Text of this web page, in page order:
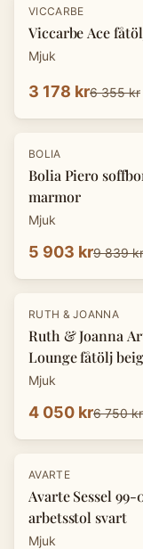
-50%
VICCARBE
Viccarbe Ace
Mjuk
3 178 kr6 355 kr
-40 %
BOLIA
Bolia Piero
marmor
Mjuk
5 903 kr9 839 kr
-40%
RUTH & JOANNA
Ruth & Joanna
Lounge fåtölj
Mjuk
4 050 kr6 750 kr
-40%
AVARTE
Avarte Sessel 99-
arbetsstol svart
Mjuk